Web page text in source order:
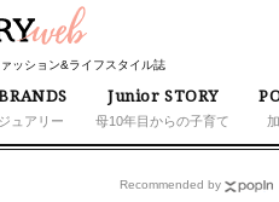
ッション&ライフスタイル誌
ュアリー
Junior STORY
母10年目からの子育て
Recommended by